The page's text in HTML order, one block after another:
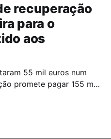
recuperação
para o
aos
55 mil euros num
promete pagar 155 mil
31 páginas.